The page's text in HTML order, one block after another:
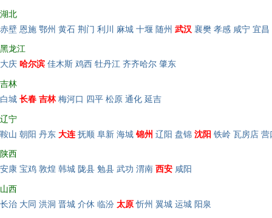
湖北
赤壁 恩施 鄂州 黄石 荆门 利川 麻城 十堰 随州 武汉 襄樊 孝感 咸宁 宜昌
黑龙江
大庆 哈尔滨 佳木斯 鸡西 牡丹江 齐齐哈尔 肇东
吉林
白城 长春 吉林 梅河口 四平 松原 通化 延吉
辽宁
鞍山 朝阳 丹东 大连 抚顺 阜新 海城 锦州 辽阳 盘锦 沈阳 铁岭 瓦房店 营
陕西
安康 宝鸡 敦煌 韩城 陇县 勉县 武功 渭南 西安 咸阳
山西
长治 大同 洪洞 晋城 介休 临汾 太原 忻州 翼城 运城 阳泉